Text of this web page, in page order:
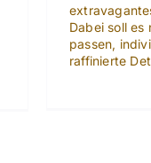
Dabei soll es
passen,
raffinierte